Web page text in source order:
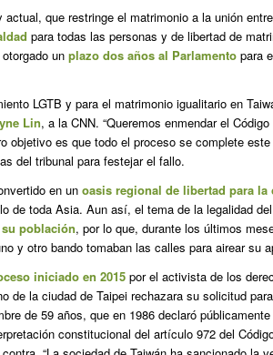
que restringe el matrimonio a la unión
para todas las personas y de libertad de
un plazo dos años al Parlamento para
LGTB y para el matrimonio igualitario en
Lin, a la CNN. “Queremos enmendar el
objetivo es que todo el proceso se complete
del tribunal para festejar el fallo.
en un oasis regional de libertad para la
de toda Asia. Aun así, el tema de la legalidad del
población, por lo que, durante los últimos
y otro bando tomaban las calles para airear su
iniciado en 2015 por el activista de los
de la ciudad de Taipei rechazara su solicitud
de 59 años, que en 1986 declaró
constitucional del artículo 972 del